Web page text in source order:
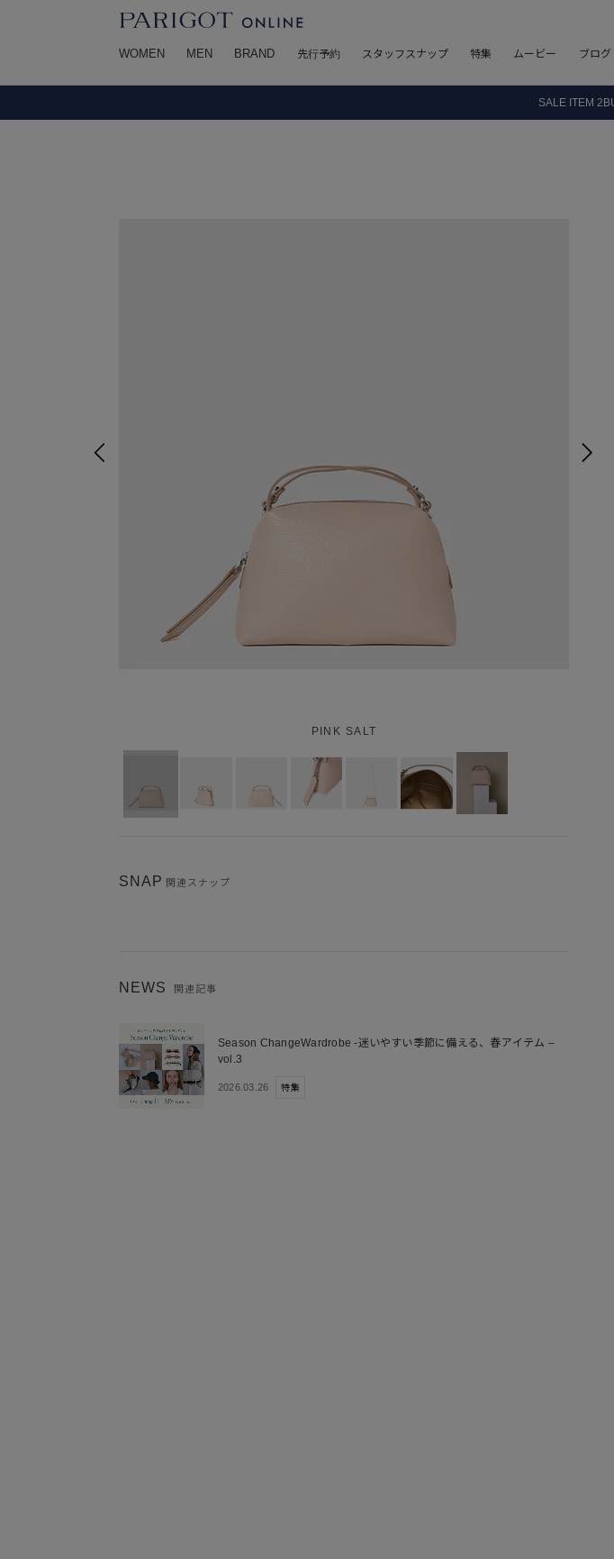
WOMEN MEN BRAND 先行予約 スタッフスナップ 特集 ムービー ブログ
SALE ITEM
PINK SALT
SNAP 関連スナップ
NEWS 関連記事
Season ChangeWardrobe -迷いやすい季節に備える、春アイテム –
vol.3
2026.03.26 特集